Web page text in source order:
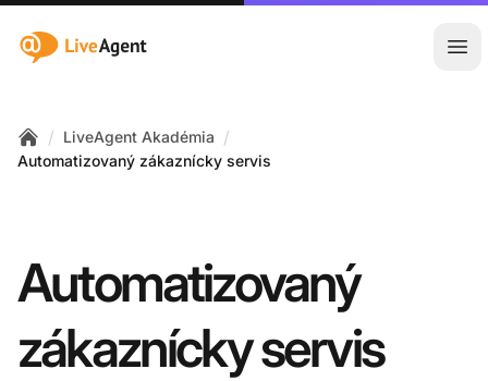
:site.title
Home
/ LiveAgent Akadémia /
Automatizovaný zákaznícky servis
Automatizovaný
zákaznícky servis